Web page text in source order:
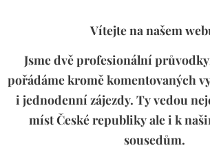
Vítejte na našem
Jsme dvě profesionální
pořádáme kromě komentovaných
i jednodenní zájezdy. Ty vedou
míst České republiky ale i k
sousedům.